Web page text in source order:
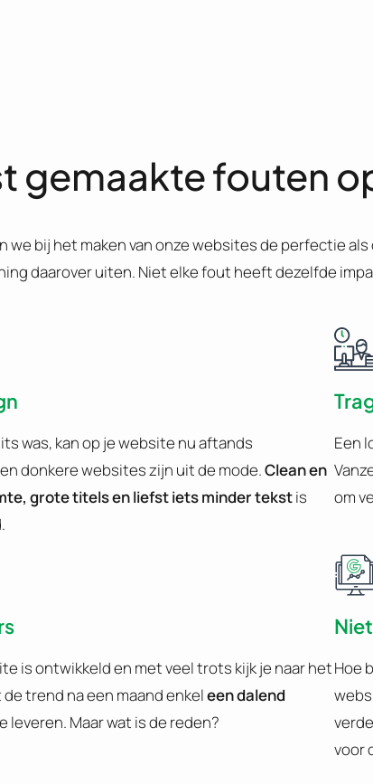
gemaakte fouten
we bij het maken van onze websites de perfectie
daarover uiten. Niet elke fout heeft dezelfde
was, kan op je website nu aftands
donkere websites zijn uit de mode.Clean en
grote titels en liefst iets minder tekstis
Een
om
is ontwikkeld en met veel trots kijk je naar het
trend na een maand enkeleen dalend
leveren. Maar wat is de reden?
Hoe
voor